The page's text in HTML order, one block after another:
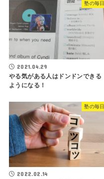
塾の毎日
2021.04.29
やる気がある人はドンドンできる
ようになる！
塾の毎日
2022.02.14